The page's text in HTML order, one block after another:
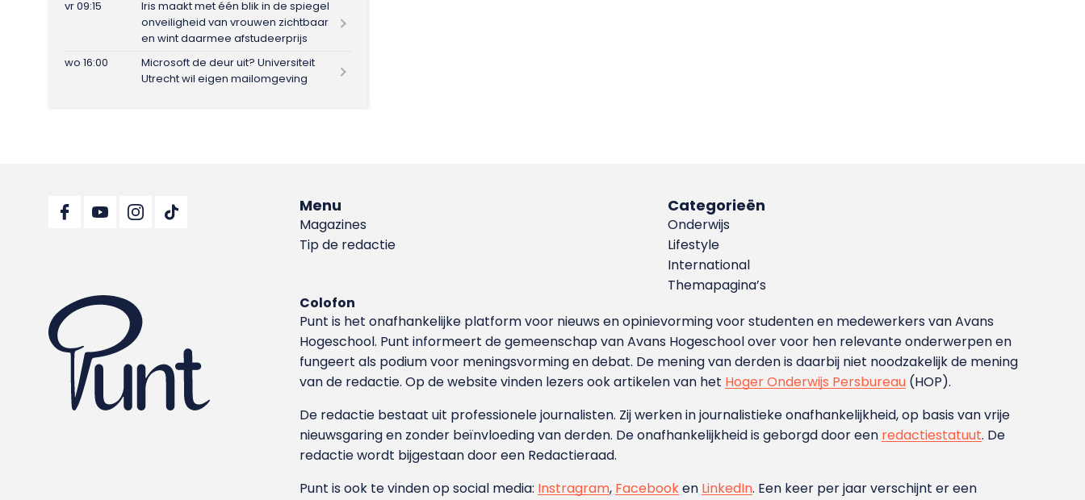
vr 09:15
Iris maakt met één blik in de spiegel
onveiligheid van vrouwen zichtbaar
en wint daarmee afstudeerprijs
wo 16:00
Microsoft de deur uit? Universiteit
Utrecht wil eigen mailomgeving
Menu
Magazines
Tip de redactie
Categorieën
Onderwijs
Lifestyle
International
Themapagina’s
Colofon
Punt is het onafhankelijke platform voor nieuws en opinievorming voor studenten en medewerkers van Avans
Hoge­school. Punt informeert de gemeenschap van Avans Hogeschool over voor hen relevante onderwerpen en
fungeert als podium voor meningsvorming en debat. De mening van derden is daarbij niet noodzakelijk de mening
van de redactie. Op de website vinden lezers ook artikelen van het Hoger Onderwijs Persbureau (HOP).
De redactie bestaat uit professionele journalisten. Zij werken in journalistieke onafhankelijkheid, op basis van vrije
nieuwsgaring en zonder beïnvloeding van derden. De onafhankelijkheid is geborgd door een redactiestatuut. De
redactie wordt bijgestaan door een Redactieraad.
Punt is ook te vinden op social media: Instragram, Facebooken LinkedIn. Een keer per jaar verschijnt er een